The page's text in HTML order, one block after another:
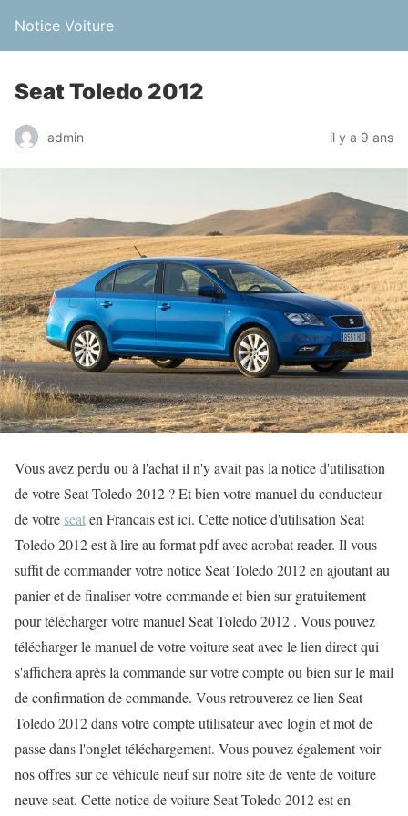
Notice Voiture
Seat Toledo 2012
admin il y a 9 ans
Vous avez perdu ou à l'achat il n'y avait pas la notice d'utilisation
de votre Seat Toledo 2012 ? Et bien votre manuel du conducteur
de votre seaten Francais est ici. Cette notice d'utilisation Seat
Toledo 2012 est à lire au format pdf avec acrobat reader. Il vous
suffit de commander votre notice Seat Toledo 2012 en ajoutant au
panier et de finaliser votre commande et bien sur gratuitement
pour télécharger votre manuel Seat Toledo 2012 . Vous pouvez
télécharger le manuel de votre voiture seat avec le lien direct qui
s'affichera après la commande sur votre compte ou bien sur le mail
de confirmation de commande. Vous retrouverez ce lien Seat
Toledo 2012 dans votre compte utilisateur avec login et mot de
passe dans l'onglet téléchargement. Vous pouvez également voir
nos offres sur ce véhicule neuf sur notre site de vente de voiture
neuve seat. Cette notice de voiture Seat Toledo 2012 est en